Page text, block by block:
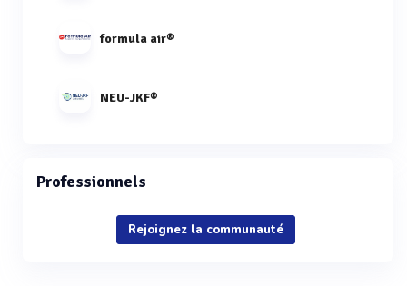
formula air®
NEU-JKF®
Professionnels
Rejoignez la communauté